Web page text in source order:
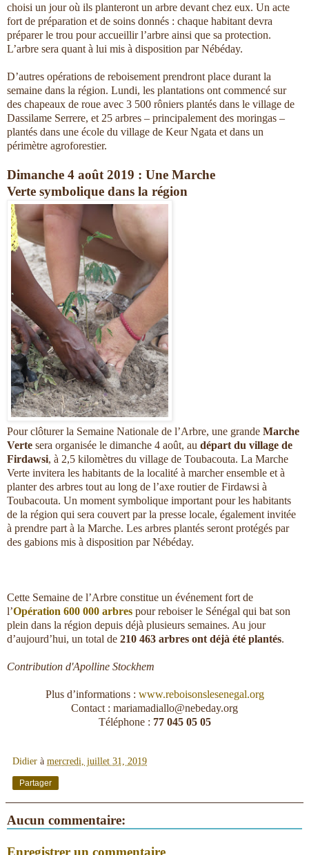
choisi un jour où ils planteront un arbre devant chez eux. Un acte
fort de préparation et de soins donnés : chaque habitant devra
préparer le trou pour accueillir l’arbre ainsi que sa protection.
L’arbre sera quant à lui mis à disposition par Nébéday.
D’autres opérations de reboisement prendront place durant la
semaine dans la région. Lundi, les plantations ont commencé sur
des chapeaux de roue avec 3 500 rôniers plantés dans le village de
Dassilame Serrere, et 25 arbres – principalement des moringas –
plantés dans une école du village de Keur Ngata et dans un
périmètre agroforestier.
Dimanche 4 août 2019 : Une Marche
Verte symbolique dans la région
Pour clôturer la Semaine Nationale de l’Arbre, une grande Marche
Verte sera organisée le dimanche 4 août, au départ du village de
Firdawsi, à 2,5 kilomètres du village de Toubacouta. La Marche
Verte invitera les habitants de la localité à marcher ensemble et à
planter des arbres tout au long de l’axe routier de Firdawsi à
Toubacouta. Un moment symbolique important pour les habitants
de la région qui sera couvert par la presse locale, également invitée
à prendre part à la Marche. Les arbres plantés seront protégés par
des gabions mis à disposition par Nébéday.
Cette Semaine de l’Arbre constitue un événement fort de
l’Opération 600 000 arbres pour reboiser le Sénégal qui bat son
plein dans la région depuis déjà plusieurs semaines. Au jour
d’aujourd’hui, un total de 210 463 arbres ont déjà été plantés.
Contribution d'Apolline Stockhem
Plus d’informations : www.reboisonslesenegal.org
Contact : mariamadiallo@nebeday.org
Téléphone : 77 045 05 05
Didier à mercredi, juillet 31, 2019
Partager
Aucun commentaire:
Enregistrer un commentaire